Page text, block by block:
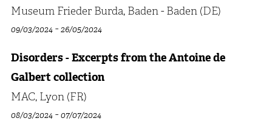
Museum Frieder Burda, Baden - Baden (DE)
09/03/2024-26/05/2024
Disorders - Excerpts from the Antoine de
Galbert collection
MAC, Lyon (FR)
08/03/2024-07/07/2024